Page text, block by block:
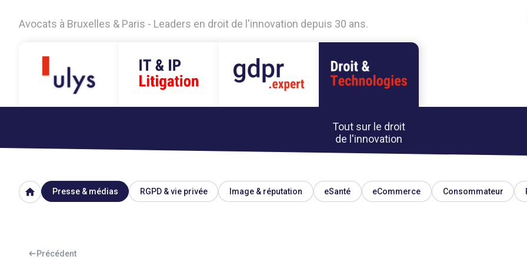
Avocats à Bruxelles & Paris - Leaders en droit de l'innovation depuis 30 ans.
Tout sur le droit
de l'innovation
home Presse & médias RGPD & vie privée Image & réputation eSanté eCommerce Consommateur
Précédent